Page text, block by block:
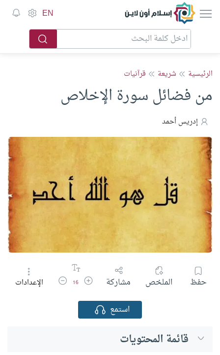
إسلام أون لاين EN
الرئيسية شريعة قرآنيات
من فضائل سورة الإخلاص
إدريس أحمد
حفظ الملخص مشاركة زيادة حجم الخط
16 تقليل حجم الخط
الإعدادات
استمع
قائمة المحتويات